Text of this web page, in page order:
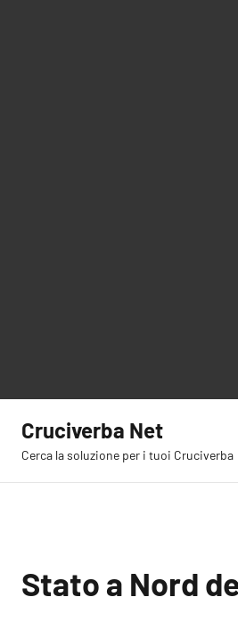
contenuto
Cruciverba Net
Cerca la soluzione per i tuoi Cruciverba
Stato a Nord